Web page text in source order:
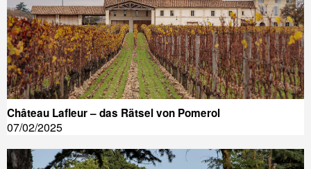
Château Lafleur – das Rätsel von Pomerol
07/02/2025